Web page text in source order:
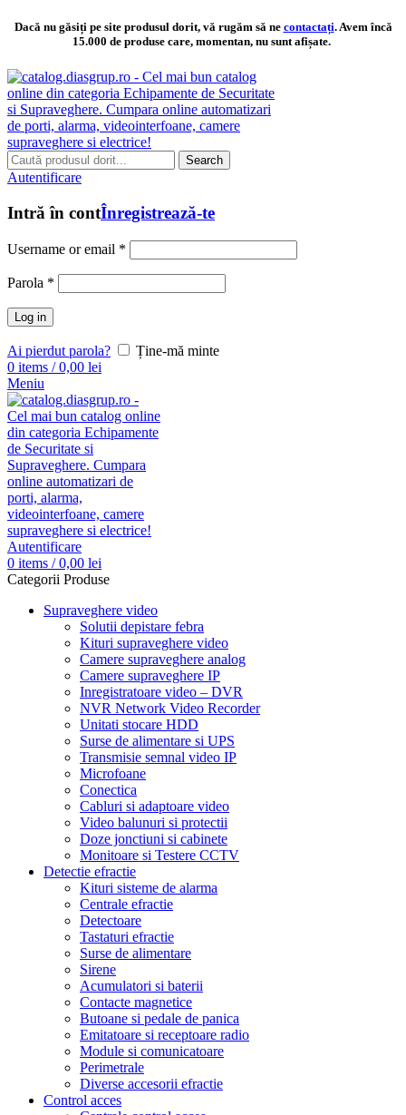
Dacă nu găsiți pe site produsul dorit, vă rugăm să ne contactați. Avem încă
15.000 de produse care, momentan, nu sunt afișate.
Search
Autentificare
Intră în contÎnregistrează-te
Username or email *
Parola *
Log in
Ai pierdut parola?
Ține-mă minte
0 items / 0,00 lei
Meniu
Autentificare
0 items / 0,00 lei
Categorii Produse
Supraveghere video
Solutii depistare febra
Kituri supraveghere video
Camere supraveghere analog
Camere supraveghere IP
Inregistratoare video – DVR
NVR Network Video Recorder
Unitati stocare HDD
Surse de alimentare si UPS
Transmisie semnal video IP
Microfoane
Conectica
Cabluri si adaptoare video
Video balunuri si protectii
Doze jonctiuni si cabinete
Monitoare si Testere CCTV
Detectie efractie
Kituri sisteme de alarma
Centrale efractie
Detectoare
Tastaturi efractie
Surse de alimentare
Sirene
Acumulatori si baterii
Contacte magnetice
Butoane si pedale de panica
Emitatoare si receptoare radio
Module si comunicatoare
Perimetrale
Diverse accesorii efractie
Control acces